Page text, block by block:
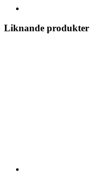
Liknande produkter